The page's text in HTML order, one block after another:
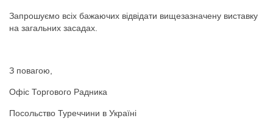
Запрошуємо всіх бажаючих відвідати вищезазначену виставку
на загальних засадах.
З повагою,
Офіс Торгового Радника
Посольство Туреччини в Україні